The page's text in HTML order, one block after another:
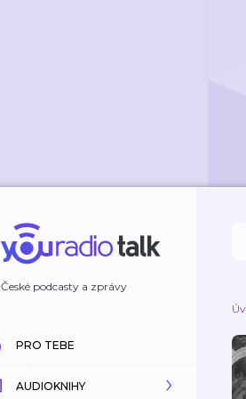
České podcasty a zprávy
PRO TEBE
AUDIOKNIHY